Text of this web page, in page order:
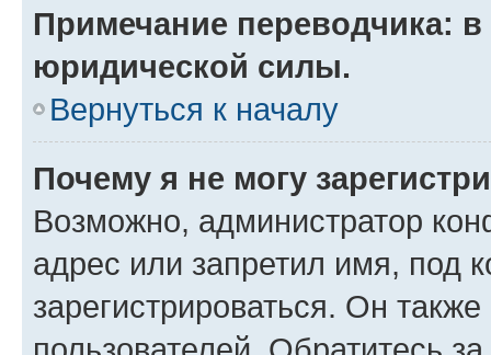
Примечание переводчика:
юридической силы.
Вернуться к началу
Почему я не могу
Возможно, администратор
адрес или запретил имя, под
зарегистрироваться. Он